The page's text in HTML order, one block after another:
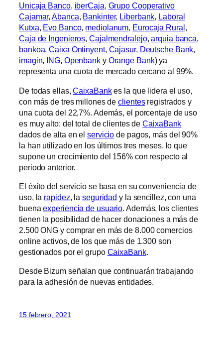
Unicaja Banco, iberCaja, Grupo Cooperativo
Cajamar,Abanca, Bankinter, Liberbank, Laboral
Kutxa, Evo Banco, mediolanum, Eurocaja Rural ,
Caja de Ingenieros,Cajalmendralejo,arquia banca,
bankoa,Caixa Ontinyent, Cajasur, Deutsche Bank,
imagin, ING, Openbanky Orange Bank) ya
representa una cuota de mercado cercano al 99%.
De todas ellas,CaixaBankes la que lidera el uso,
con más de tres millones declientesregistrados y
una cuota del 22,7%. Además, el porcentaje de uso
es muy alto: del total de clientes deCaixaBank
dados de alta en el servicio de pagos, más del 90%
la han utilizado en los últimos tres meses, lo que
supone un crecimiento del 156% con respecto al
periodo anterior.
El éxito del servicio se basa en su conveniencia de
uso, la rapidez, laseguridad y la sencillez, con una
buenaexperiencia de usuario. Además, los clientes
tienen la posibilidad de hacer donaciones a más de
2.500 ONG y comprar en más de 8.000 comercios
online activos, de los que más de 1.300 son
gestionados por el grupo CaixaBank.
Desde Bizum señalan que continuarán trabajando
para la adhesión de nuevas entidades.
15 febrero, 2021